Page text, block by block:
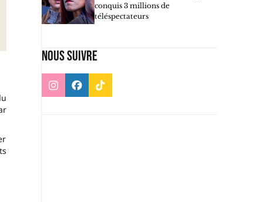
conquis 3 millions de
téléspectateurs
Nous suivre